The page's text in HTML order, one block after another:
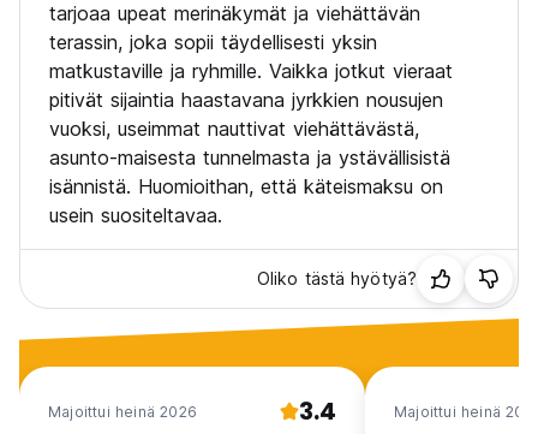
tarjoaa upeat merinäkymät ja viehättävän
terassin, joka sopii täydellisesti yksin
matkustaville ja ryhmille. Vaikka jotkut vieraat
pitivät sijaintia haastavana jyrkkien nousujen
vuoksi, useimmat nauttivat viehättävästä,
asunto-maisesta tunnelmasta ja ystävällisistä
isännistä. Huomioithan, että käteismaksu on
usein suositeltavaa.
Oliko tästä hyötyä?
Majoittui heinä 2026 3.4 Majoittui heinä